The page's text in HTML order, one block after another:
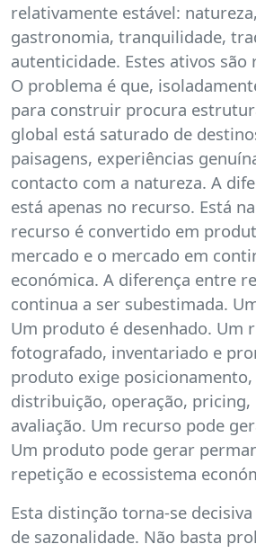
relativamente estável:
gastronomia, tranquilidade,
autenticidade. Estes ativos são
O problema é que,
para construir procura
global está saturado de
paisagens, experiências
contacto com a natureza. A
está apenas no recurso. Está
recurso é convertido em
mercado e o mercado em
económica. A diferença entre
continua a ser subestimada.
Um produto é desenhado. Um
fotografado, inventariado e
produto exige posicionamento,
distribuição, operação, pricing,
avaliação. Um recurso pode
Um produto pode gerar
repetição e ecossistema
Esta distinção torna-se
de sazonalidade. Não basta